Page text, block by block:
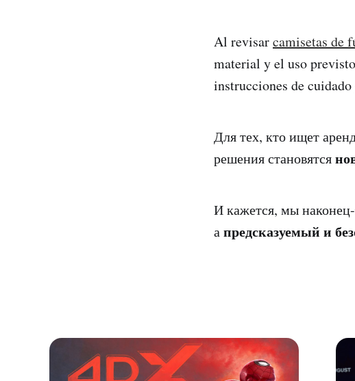
Al revisarcamisetas de
material y el uso
instrucciones de
Для тех, кто ищет
решения становятся
И кажется, мы
апредсказуемый и